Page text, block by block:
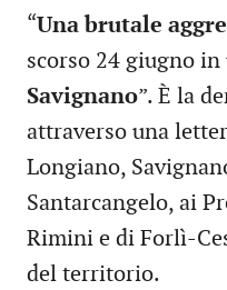
“Una brutale
scorso 24 giugno
Savignano”. È la
attraverso una
Longiano,
Santarcangelo, ai
Rimini e di Forlì-
del territorio.